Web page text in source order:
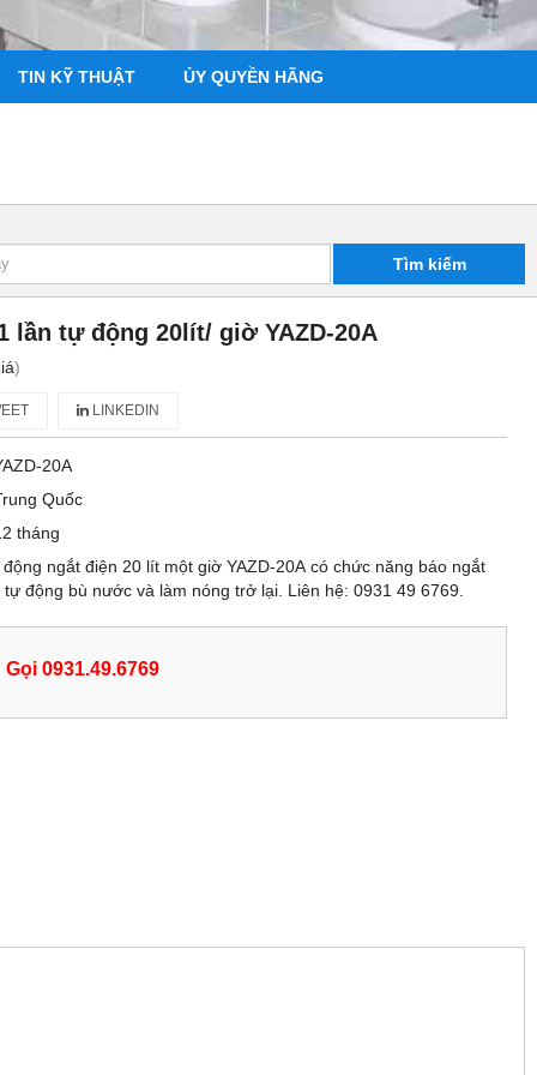
TIN KỸ THUẬT ỦY QUYỀN HÃNG
Tìm kiếm
lần tự động 20lít/ giờ YAZD-20A
)
LINKEDIN
20A
Quốc
tháng
ngắt điện 20 lít một giờ YAZD-20A có chức năng báo ngắt
động bù nước và làm nóng trở lại. Liên hệ: 0931 49 6769.
Gọi 0931.49.6769